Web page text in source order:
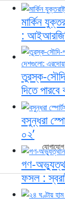
মার্কিন
:
তুরস্ক-
দিতে
বসুন্ধরা
০২’
গণ-
ফসল :
যোগাযোগ